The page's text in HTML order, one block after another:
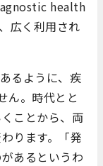
health
広く利用され
るように、疾
ん。時代とと
ことから、両
ります。「発
あるというわ